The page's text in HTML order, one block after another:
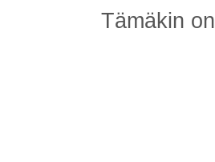
Tämäkin on